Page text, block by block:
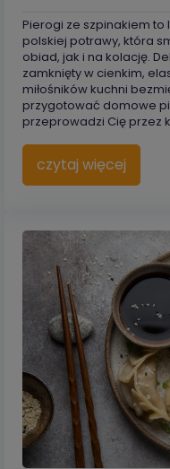
Pierogi ze szpinakiem to
polskiej potrawy, która
obiad, jak i na kolację.
zamknięty w cienkim,
miłośników kuchni
przygotować domowe
przeprowadzi Cię przez
czytaj więcej